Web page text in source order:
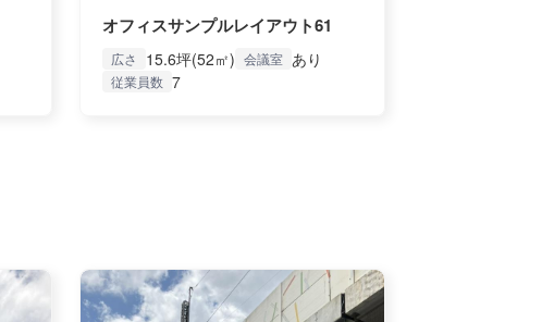
オフィスサンプルレイアウト61
広さ 15.6坪(52㎡) 会議室 あり
従業員数 7